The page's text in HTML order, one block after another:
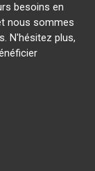
besoins en
nous sommes
N'hésitez plus,